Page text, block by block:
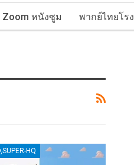
Zoom หนังซูม พากย์ไทยโรง
HQ